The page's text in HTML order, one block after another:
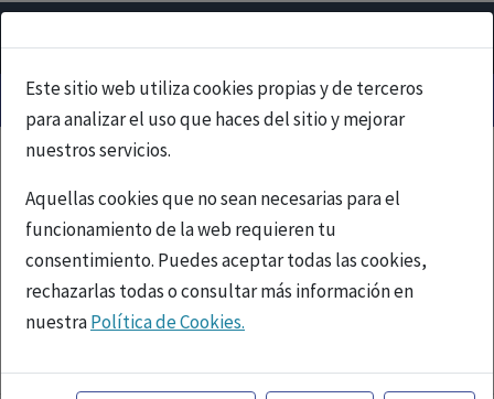
Este sitio web utiliza cookies propias y de terceros
para analizar el uso que haces del sitio y mejorar
nuestros servicios.
Aquellas cookies que no sean necesarias para el
funcionamiento de la web requieren tu
consentimiento. Puedes aceptar todas las cookies,
rechazarlas todas o consultar más información en
nuestraPolítica de Cookies.
Toda la información incluida en la Página Web está